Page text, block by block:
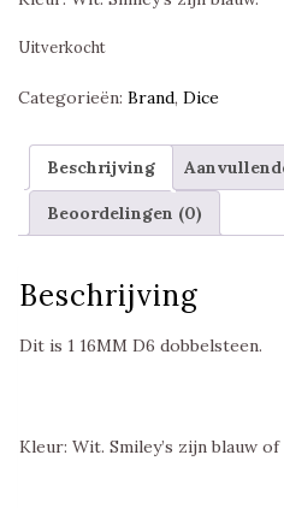
Uitverkocht
Categorieën: Brand, Dice
Beschrijving
Beoordelingen (0)
Beschrijving
Dit is 1 16MM D6 dobbelsteen.
Kleur: Wit. Smiley’s zijn blauw